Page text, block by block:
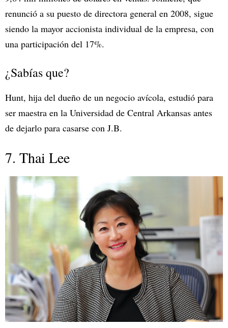
renunció a su puesto de directora general en 2008, sigue
siendo la mayor accionista individual de la empresa, con
una participación del 17%.
¿Sabías que?
Hunt, hija del dueño de un negocio avícola, estudió para
ser maestra en la Universidad de Central Arkansas antes
de dejarlo para casarse con J.B.
7. Thai Lee